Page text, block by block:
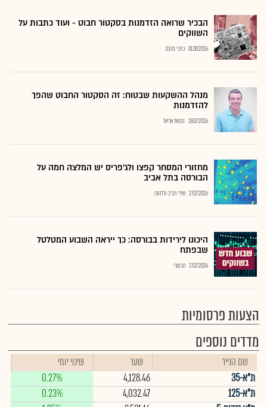
הבכיר שרואה הזדמנות בסקטור חבוט - ועוד כתבות על
השווקים
01.08.2026 כתבי גלובס
מנהל ההשקעות שבטוח: זה הסקטור החבוט שהפך
להזדמנות
28.07.2026 נתנאל אריאל
מחזורי המסחר קפצו ולג'פריס יש המלצה חמה על
הבורסה בתל אביב
27.07.2026 שירי חביב-ולדהורן
היכונו לירידות בבורסה: כך ייראה השבוע המטלטל
שבפתח
27.07.2026 רם מורי
הצעות פרסומיות
מדדים נוספים
שם הנייר שער
שינוי יומי
ת"א-35
4,128.46
0.27%
ת"א-125
4,032.47
0.23%